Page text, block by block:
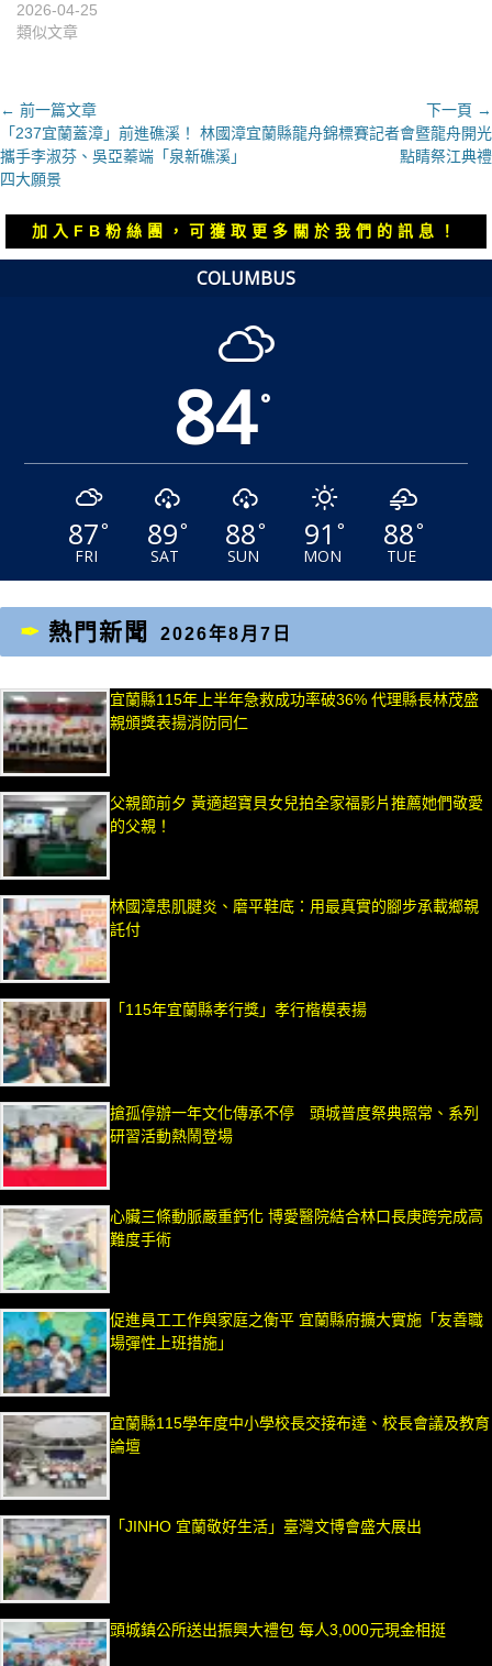
2026-04-25
類似文章
文
章
導
覽
← 前一篇文章
上
一
篇
「237宜蘭蓋漳」前進礁溪！ 林國漳
攜手李淑芬、吳亞蓁端「泉新礁溪」
四大願景
下一頁 →
下
章：
宜蘭縣龍舟錦標賽記者會暨龍舟開光
點睛祭江典禮
加入FB粉絲團，可獲取更多關於我們的訊息！
COLUMBUS
84°
87°
FRI
89°
SAT
88°
SUN
91 °
MON
88°
TUE
熱門新聞 2026年8月7日
宜蘭縣115年上半年急救成功率破36% 代理縣長林茂盛
親頒獎表揚消防同仁
父親節前夕 黃適超寶貝女兒拍全家福影片推薦她們敬愛
的父親！
林國漳患肌腱炎、磨平鞋底：用最真實的腳步承載鄉親
託付
「115年宜蘭縣孝行獎」孝行楷模表揚
搶孤停辦一年文化傳承不停 頭城普度祭典照常、系列
研習活動熱鬧登場
心臟三條動脈嚴重鈣化 博愛醫院結合林口長庚跨完成高
難度手術
促進員工工作與家庭之衡平 宜蘭縣府擴大實施「友善職
場彈性上班措施」
宜蘭縣115學年度中小學校長交接布達、校長會議及教育
論壇
「JINHO 宜蘭敬好生活」臺灣文博會盛大展出
頭城鎮公所送出振興大禮包 每人3,000元現金相挺